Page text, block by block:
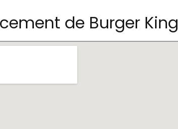
de Burger King